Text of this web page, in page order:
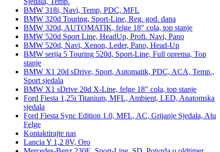
BMW 318i, Navi, Temp, PDC, MFL
BMW 320d Touring, Sport-Line, Reg. god. dana
BMW 320d, AUTOMATIK, felge 18" cola, top stanje
BMW 520d Sport Line, HeadUp, Profi. Navi, Pano
BMW 520d, Navi, Xenon, Leder, Pano, Head-Up
BMW serija 5 Touring 520d, Sport-Line, Full oprema, Top
stanje
BMW X1 20d sDrive, Sport, Automatik, PDC, ACA, Temp.,
Sport sjedala
BMW X1 sDrive 20d X-Line, felge 18" cola, top stanje
Ford Fiesta 1,25i Titanium, MFL, Ambient, LED, Anatomska
sjedala
Ford Fiesta Sync Edition 1.0, MFL, AC, Grijanje Sjedala, Alu
Felge
Kontaktirajte nas
Lancia Y 1,2 8V, Oro